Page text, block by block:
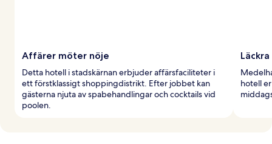
Affärer möter nöje
Detta hotell i stadskärnan erbjuder affärsfaciliteter i
ett förstklassigt shoppingdistrikt. Efter jobbet kan
gästerna njuta av spabehandlingar och cocktails vid
poolen.
hotell